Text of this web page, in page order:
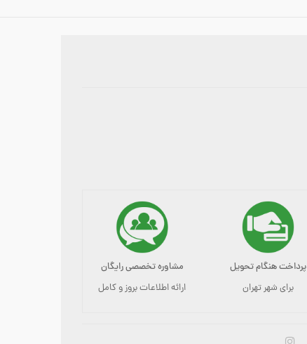
پرداخت هنگام تحویل
برای شهر تهران
مشاوره تخصصی رایگان
ارائه اطلاعات بروز و کامل